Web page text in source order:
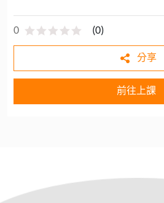
0 (0)
分享
前往上課